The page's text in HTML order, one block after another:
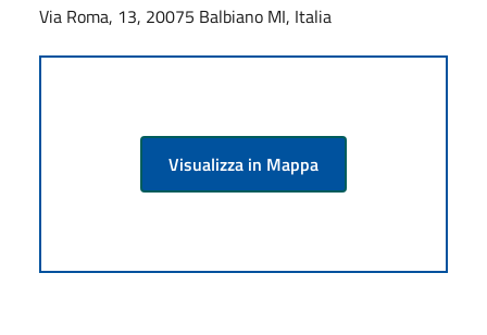
Via Roma, 13, 20075 Balbiano MI, Italia
Visualizza in Mappa